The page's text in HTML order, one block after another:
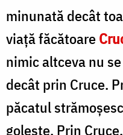
minunată decât
viață făcătoare
nimic altceva nu
decât prin Cruce.
păcatul
golește. Prin